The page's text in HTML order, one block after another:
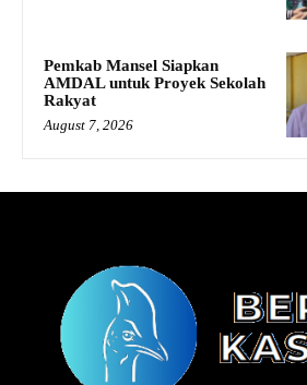
Pemkab Mansel Siapkan
AMDAL untuk Proyek Sekolah
Rakyat
August 7, 2026